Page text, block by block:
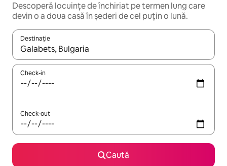
Descoperă locuințe de închiriat pe termen lung care
devin o a doua casă în șederi de cel puțin o lună.
Destinație
Când se încarcă rezultatele, navighează folosind tastele
Check-in
Check-out
Caută